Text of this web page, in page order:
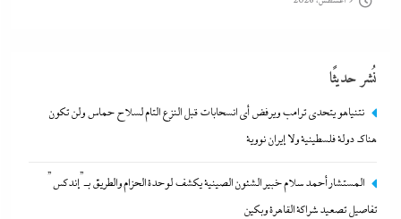
نُشر حديثًا
نتنياهو يتحدي ترامب ويرفض أى انسحابات قبل النزع التام لسلاح حماس ولن تكون
هناك دولة فلسطينية ولا إيران نووية
المستشار أحمد سلام خبير الشئون الصينية يكشف لوحدة الحزام والطريق بـ”إندكس”
تفاصيل تصعيد شراكة القاهرة وبكين